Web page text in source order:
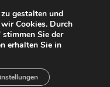
4040
gestalten und
Cookies. Durch
Sie der
erhalten Sie in